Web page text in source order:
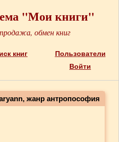
"Мои книги"
обмен книг
книг
Пользователи
Войти
жанр антропософия